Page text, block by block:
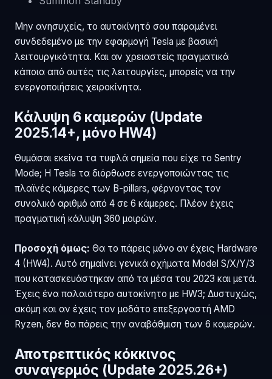
Μην ανησυχείς, το αυτοκίνητό σου παραμένει
συνδεδεμένο με την εφαρμογή Tesla με βασική
λειτουργικότητα. Και αν χρειαστείς πραγματικά
κάποια από αυτές τις λειτουργίες, μπορείς να την
ενεργοποιήσεις χειροκίνητα.
Κάλυψη 6 καμερών (Update
2025.14+, μόνο HW4)
Θυμάσαι εκείνα τα τυφλά σημεία που είχε το Sentry
Mode; Η Tesla τα διόρθωσε ενεργοποιώντας τις
πλαϊνές κάμερες των B-pillars, φέρνοντας τον
συνολικό αριθμό από 4 σε 6 κάμερες. Πλέον έχεις
πραγματική κάλυψη 360 μοιρών.
Προσοχή όμως: Θα το πάρεις μόνο αν έχεις Hardware
4 (HW4). Αυτό σημαίνει γενικά οχήματα Model S/X/Y/3
που κατασκευάστηκαν από τα μέσα του 2023 και μετά.
Έχεις ένα παλαιότερο αυτοκίνητο με HW3; Δυστυχώς,
ακόμη και αν έχεις τον μοδάτο επεξεργαστή AMD
Ryzen, δεν θα πάρεις την αναβάθμιση των 6 καμερών.
Αποτρεπτικός κόκκινος
συναγερμός (Update 2025.26+)